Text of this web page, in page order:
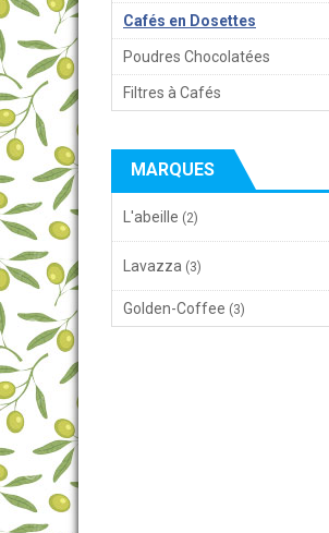
Cafés en Dosettes
Poudres Chocolatées
Filtres à Cafés
MARQUES
L'abeille (2)
Lavazza (3)
Golden-Coffee (3)